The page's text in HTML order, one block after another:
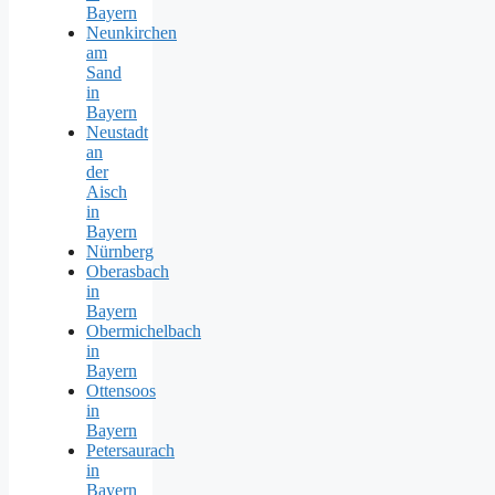
Bayern
Neunkirchen
am
Sand
in
Bayern
Neustadt
an
der
Aisch
in
Bayern
Nürnberg
Oberasbach
in
Bayern
Obermichelbach
in
Bayern
Ottensoos
in
Bayern
Petersaurach
in
Bayern